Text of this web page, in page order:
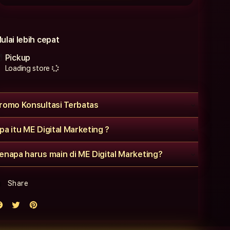
lebih cepat
Pickup
Loading store
Konsultasi Terbatas
itu ME Digital Marketing ?
harus main di ME Digital Marketing?
Share